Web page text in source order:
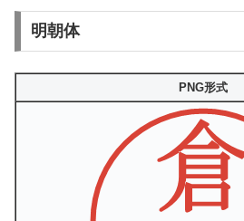
明朝体
PNG形式